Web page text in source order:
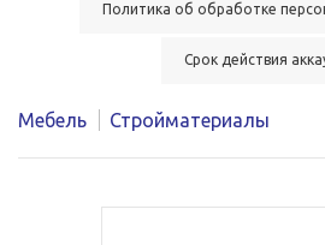
Политика об обработке
Срок действия
Мебель Стройматериалы